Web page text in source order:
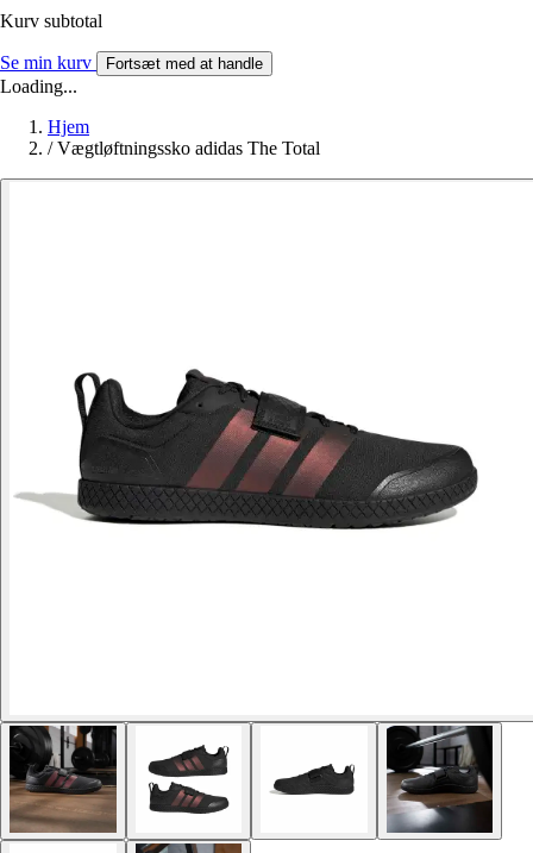
Kurv subtotal
Se min kurv Fortsæt med at handle
Loading...
Hjem
/ Vægtløftningssko adidas The Total